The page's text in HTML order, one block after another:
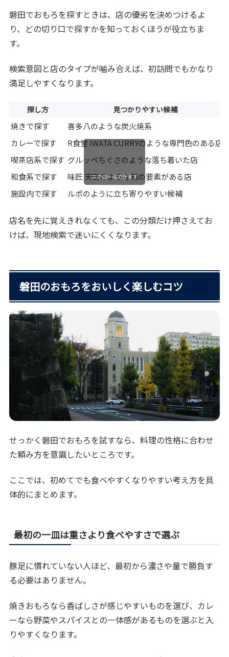
磐田でおもろを探すときは、店の優劣を決めつけるよ
り、どの切り口で探すかを知っておくほうが役立ちま
す。
検索意図と店のタイプが噛み合えば、初訪問でもかなり
満足しやすくなります。
探し方 見つかりやすい候補
焼きで探す 喜多八のような炭火焼系
カレーで探す
R食堂 IWATA CURRYのような専門色のある店
喫茶店系で探す グルッペちぐさのような落ち着いた店
和食系で探す
味匠 天宏のような和の要素がある店
施設内で探す
ルポのように立ち寄りやすい候補
スクロールできます
店名を先に覚えきれなくても、この分類だけ押さえてお
けば、現地検索で迷いにくくなります。
磐田のおもろをおいしく楽しむコツ
せっかく磐田でおもろを試すなら、料理の性格に合わせ
た頼み方を意識したいところです。
ここでは、初めてでも食べやすくなりやすい考え方を具
体的にまとめます。
最初の一皿は重さより食べやすさで選ぶ
豚足に慣れていない人ほど、最初から濃さや量で勝負す
る必要はありません。
焼きおもろなら香ばしさが感じやすいものを選び、カレ
ーなら野菜やスパイスとの一体感があるものを選ぶと入
りやすくなります。